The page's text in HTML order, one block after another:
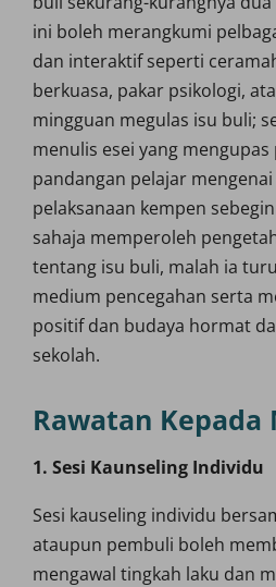
ini boleh merangkumi
dan interaktif seperti
berkuasa, pakar psikologi,
mingguan megulas isu buli;
menulis esei yang
pandangan pelajar
pelaksanaan kempen
sahaja memperoleh
tentang isu buli, malah ia
medium pencegahan serta
positif dan budaya hormat
sekolah.
Rawatan Kepada
1. Sesi Kaunseling Individu
Sesi kauseling individu
ataupun pembuli boleh
mengawal tingkah laku dan